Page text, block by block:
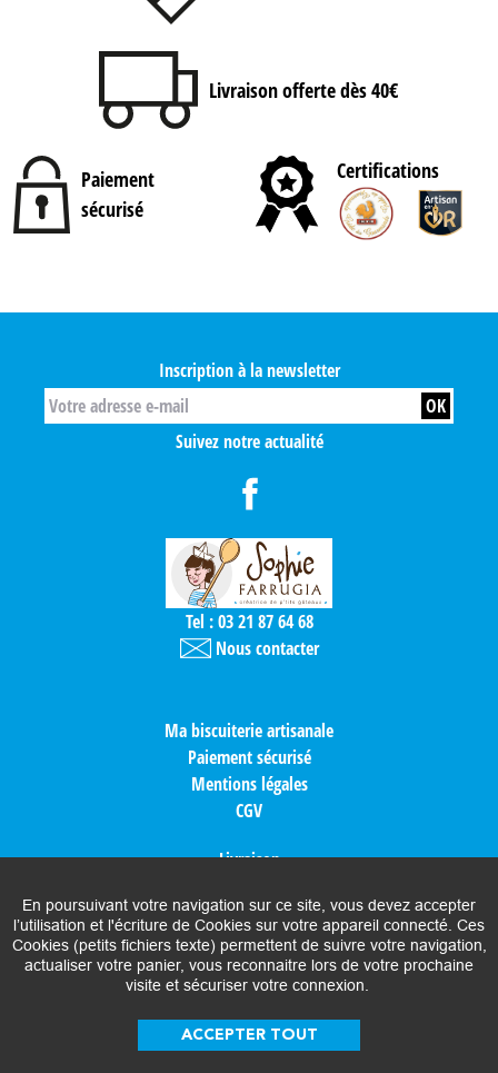
Livraison offerte dès 40€
Paiement
sécurisé
Certifications
Tel : 03 21 87 64 68
Nous contacter
Ma biscuiterie artisanale
Paiement sécurisé
Mentions légales
CGV
Livraison
Espace presse
Contactez-nous
Idées cadeaux
Nos partenaires
Inscription à la newsletter
Suivez notre actualité
En poursuivant votre navigation sur ce site, vous devez accepter
l’utilisation et l'écriture de Cookies sur votre appareil connecté. Ces
Cookies (petits fichiers texte) permettent de suivre votre navigation,
actualiser votre panier, vous reconnaitre lors de votre prochaine
visite et sécuriser votre connexion.
ACCEPTER TOUT